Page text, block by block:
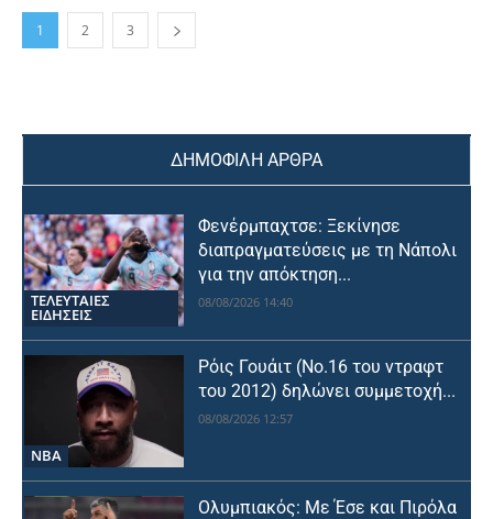
1 2 3
ΔΗΜΟΦΙΛΗ ΑΡΘΡΑ
ΤΕΛΕΥΤΑΙΕΣ
ΕΙΔΗΣΕΙΣ
Φενέρμπαχτσε: Ξεκίνησε
διαπραγματεύσεις με τη Νάπολι
για την απόκτηση...
08/08/2026 14:40
NBA
Ρόις Γουάιτ (Νο.16 του ντραφτ
του 2012) δηλώνει συμμετοχή...
08/08/2026 12:57
Ολυμπιακός: Με Έσε και Πιρόλα